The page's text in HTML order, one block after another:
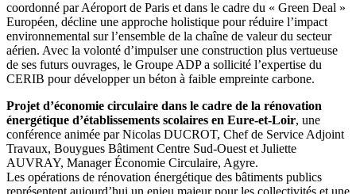
coordonné par Aéroport de Paris et dans le cadre du « Green Deal »
Européen, décline une approche holistique pour réduire l’impact
environnemental sur l’ensemble de la chaîne de valeur du secteur
aérien. Avec la volonté d’impulser une construction plus vertueuse
de ses futurs ouvrages, le Groupe ADP a sollicité l’expertise du
CERIB pour développer un béton à faible empreinte carbone.
Projet d’économie circulaire dans le cadre de la rénovation
énergétique d’établissements scolaires en Eure-et-Loir, une
conférence animée par Nicolas DUCROT, Chef de Service Adjoint
Travaux, Bouygues Bâtiment Centre Sud-Ouest et Juliette
AUVRAY, Manager Économie Circulaire, Agyre.
Les opérations de rénovation énergétique des bâtiments publics
représentent aujourd’hui un enjeu majeur pour les collectivités et une